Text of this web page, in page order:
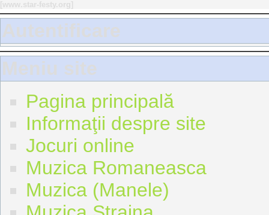
Autentificare
Meniu site
Pagina principală
Informaţii despre site
Jocuri online
Muzica Romaneasca
Muzica (Manele)